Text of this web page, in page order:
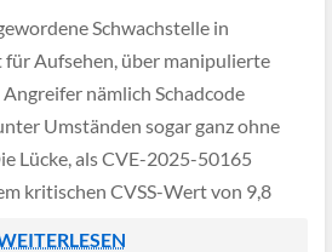
Schwachstelle in
Aufsehen, über manipulierte
nämlich Schadcode
Umständen sogar ganz ohne
Lücke, als CVE-2025-50165
kritischen CVSS-Wert von 9,8